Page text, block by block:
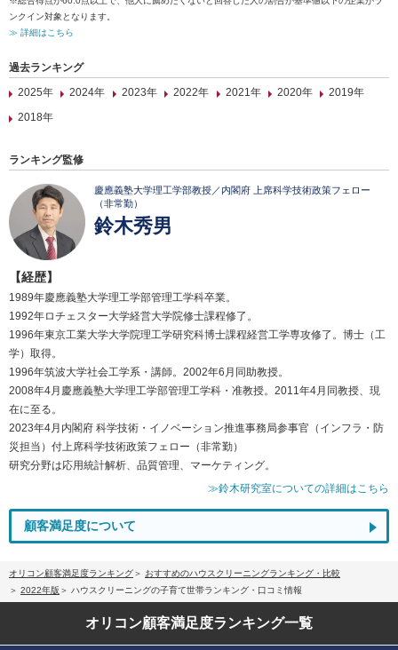
ンクイン対象となります。
≫ 詳細はこちら
過去ランキング
2025年
2024年 2023年 2022年 2021年 2020年
2019年
2018年
ランキング監修
慶應義塾大学理工学部教授／内閣府 上席科学技術政策フェロー
（非常勤）
鈴木秀男
【経歴】
1989年慶應義塾大学理工学部管理工学科卒業。
1992年ロチェスター大学経営大学院修士課程修了。
1996年東京工業大学大学院理工学研究科博士課程経営工学専攻修了。博士（工
学）取得。
1996年筑波大学社会工学系・講師。2002年6月同助教授。
2008年4月慶應義塾大学理工学部管理工学科・准教授。2011年4月同教授、現
在に至る。
2023年4月内閣府 科学技術・イノベーション推進事務局参事官（インフラ・防
災担当）付上席科学技術政策フェロー（非常勤）
研究分野は応用統計解析、品質管理、マーケティング。
≫鈴木研究室についての詳細はこちら
顧客満足度について
オリコン顧客満足度ランキング
おすすめのハウスクリーニングランキング・比較
2022年版
ハウスクリーニングの子育て世帯ランキング・口コミ情報
オリコン顧客満足度ランキング一覧